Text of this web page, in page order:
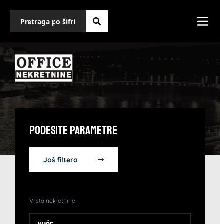
Podesite Parametre
Još filtera
Vrsta nekretnine